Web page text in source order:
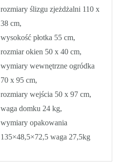
rozmiary ślizgu zjeżdżalni 110 x
38 cm,
wysokość płotka 55 cm,
rozmiar okien 50 x 40 cm,
wymiary wewnętrzne ogródka
70 x 95 cm,
rozmiary wejścia 50 x 97 cm,
waga domku 24 kg,
wymiary opakowania
135×48,5×72,5 waga 27,5kg